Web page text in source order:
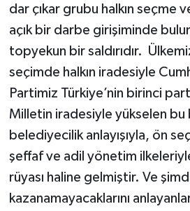
dar çıkar grubu halkın seçme
açık bir darbe girişiminde
topyekun bir saldırıdır.
seçimde halkın iradesiyle
Partimiz Türkiye’nin birinci
Milletin iradesiyle yükselen bu
belediyecilik anlayışıyla, ön
şeffaf ve adil yönetim
rüyası haline gelmiştir. Ve
kazanamayacaklarını